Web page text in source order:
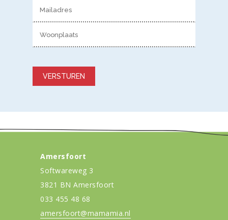
Amersfoort
Softwareweg 3
3821 BN Amersfoort
033 455 48 68
amersfoort@mamamia.nl